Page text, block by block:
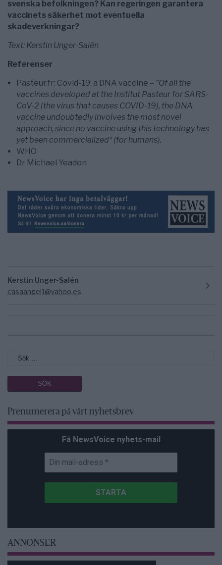
svenska befolkningen? Kan regeringen garantera
vaccinets säkerhet mot eventuella
skadeverkningar?
Text: Kerstin Unger-Salén
Referenser
Pasteur.fr: Covid-19: a DNA vaccine – ”Of all the
vaccines developed at the Institut Pasteur for SARS-
CoV-2 (the virus that causes COVID-19), the DNA
vaccine undoubtedly involves the most novel
approach, since no vaccine using this technology has
yet been commercialized* (for humans).
WHO
Dr Michael Yeadon
Kerstin Unger-Salén
casaangel1@yahoo.es
Prenumerera på vårt nyhetsbrev
Få NewsVoice nyhets-mail
ANNONSER